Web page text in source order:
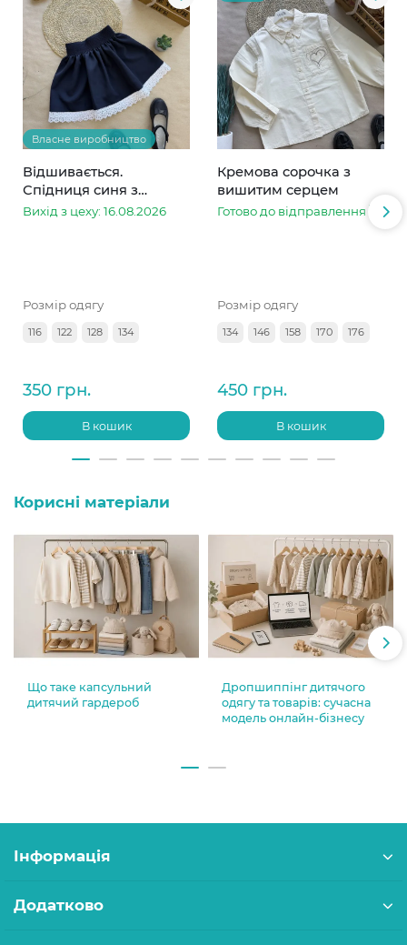
Власне виробництво
Відшивається.
Спідниця синя з
мереживом метелик
Вихід з цеху: 16.08.2026
Розмір одягу
116 122 128 134
350 грн.
В кошик
Кремова сорочка з
вишитим серцем
Готово до відправлення
Розмір одягу
134 146 158 170 176
450 грн.
В кошик
Корисні матеріали
Що таке капсульний
дитячий гардероб
Дропшиппінг дитячого
одягу та товарів: сучасна
модель онлайн-бізнесу
Інформація
Додатково